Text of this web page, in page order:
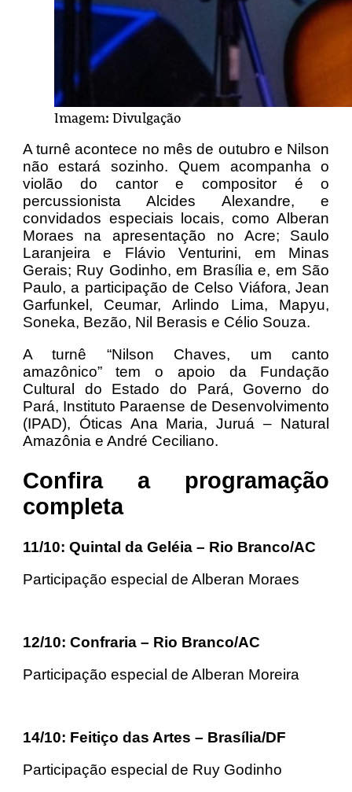
Imagem: Divulgação
A turnê acontece no mês de outubro e Nilson
não estará sozinho. Quem acompanha o
violão do cantor e compositor é o
percussionista Alcides Alexandre, e
convidados especiais locais, como Alberan
Moraes na apresentação no Acre; Saulo
Laranjeira e Flávio Venturini, em Minas
Gerais; Ruy Godinho, em Brasília e, em São
Paulo, a participação de Celso Viáfora, Jean
Garfunkel, Ceumar, Arlindo Lima, Mapyu,
Soneka, Bezão, Nil Berasis e Célio Souza.
A turnê “Nilson Chaves, um canto
amazônico” tem o apoio da Fundação
Cultural do Estado do Pará, Governo do
Pará, Instituto Paraense de Desenvolvimento
(IPAD), Óticas Ana Maria, Juruá – Natural
Amazônia e André Ceciliano.
Confira a programação
completa
11/10: Quintal da Geléia – Rio Branco/AC
Participação especial de Alberan Moraes
12/10: Confraria – Rio Branco/AC
Participação especial de Alberan Moreira
14/10: Feitiço das Artes – Brasília/DF
Participação especial de Ruy Godinho